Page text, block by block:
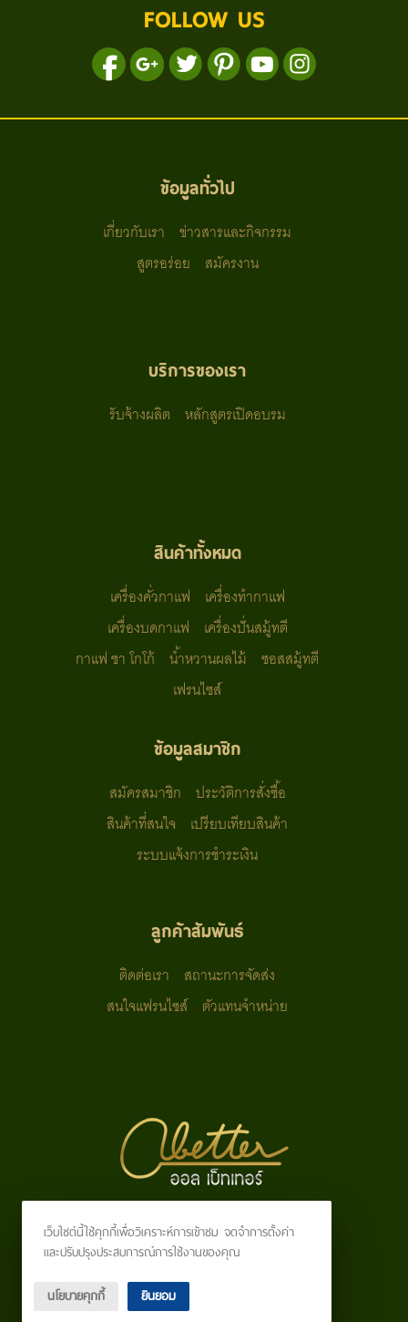
FOLLOW US
ข้อมูลทั่วไป
เกี่ยวกับเรา
ข่าวสารและกิจกรรม
สูตรอร่อย
สมัครงาน
บริการของเรา
รับจ้างผลิต หลักสูตรเปิดอบรม
สินค้าทั้งหมด
เครื่องคั่วกาแฟ
เครื่องทำกาแฟ
เครื่องบดกาแฟ
เครื่องปั่นสมู้ทตี
กาแฟ ชา โกโก้
น้ำหวานผลไม้
ซอสสมู้ทตี
เฟรนไซส์
ข้อมูลสมาชิก
สมัครสมาชิก
ประวัติการสั่งซื้อ
สินค้าที่สนใจ
เปรียบเทียบสินค้า
ระบบแจ้งการชำระเงิน
ลูกค้าสัมพันธ์
ติดต่อเรา
สถานะการจัดส่ง
สนใจแฟรนไซส์
ตัวแทนจำหน่าย
All Better Co., Ltd.
Tel: 094 895 6624
Line ID: @allbetter
Email: orapin@allbetter.co.th
FB: All Better Co., Ltd.
เว็บไซต์นี้ใช้คุกกี้เพื่อวิเคราะห์การเข้าชม จดจำการตั้งค่า
และปรับปรุงประสบการณ์การใช้งานของคุณ
นโยบายคุกกี้ ยินยอม